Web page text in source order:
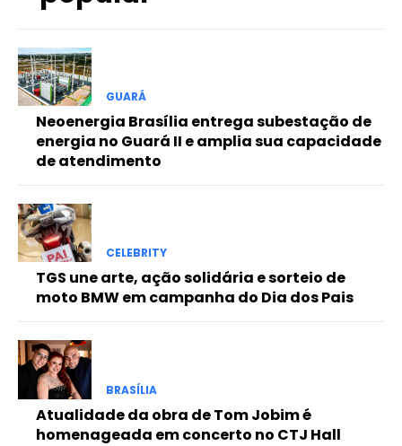
Free
Included for free:
Praesent euismod ac
Ut mollis pellentesque tortor
Nullam eu erat condimentum
Donec quis est ac felis
Orci varius natoque dolor
Pro
Full member access:
GUARÁ
Neoenergia Brasília entrega subestação de
energia no Guará II e amplia sua capacidade
de atendimento
CELEBRITY
TGS une arte, ação solidária e sorteio de
moto BMW em campanha do Dia dos Pais
BRASÍLIA
Atualidade da obra de Tom Jobim é
homenageada em concerto no CTJ Hall